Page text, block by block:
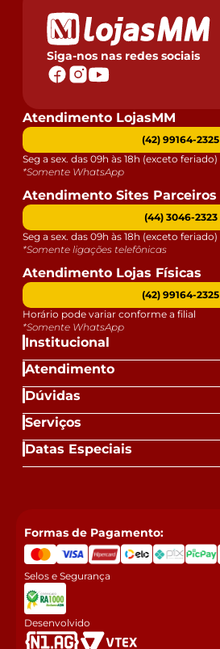
Siga-nos nas redes sociais
Institucional
Atendimento
Dúvidas
Serviços
Datas Especiais
Atendimento LojasMM
(42) 99164-2325
Seg a sex. das 09h às 18h (exceto feriado)
*Somente WhatsApp
Atendimento Sites Parceiros
(44) 3046-2323
Seg a sex. das 09h às 18h (exceto feriado)
*Somente ligações telefônicas
Atendimento Lojas Físicas
(42) 99164-2325
Horário pode variar conforme a filial
*Somente WhatsApp
Formas de Pagamento:
Selos e Segurança
Desenvolvido